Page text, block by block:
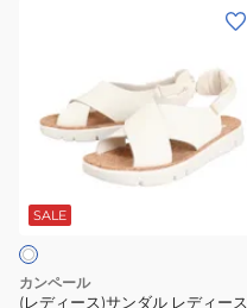
K201636-
002
ス)
ダ
ル
レ
デ
SALE
カンペール
(レディース)サンダル レディース
ブ